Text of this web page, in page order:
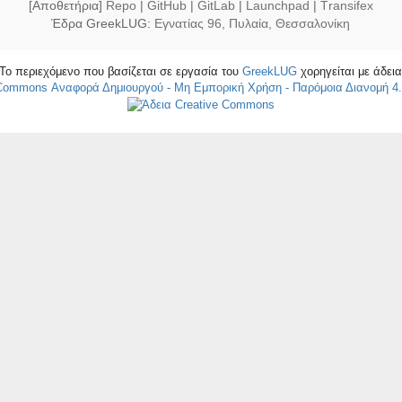
[Αποθετήρια] Repo | GitHub| GitLab| Launchpad | Τransifex
Έδρα GreekLUG: Εγνατίας 96, Πυλαία, Θεσσαλονίκη
Το περιεχόμενο που βασίζεται σε εργασία τουGreekLUG χορηγείται με άδεια
Αναφορά Δημιουργού - Μη Εμπορική Χρήση - Παρόμοια Διανομή